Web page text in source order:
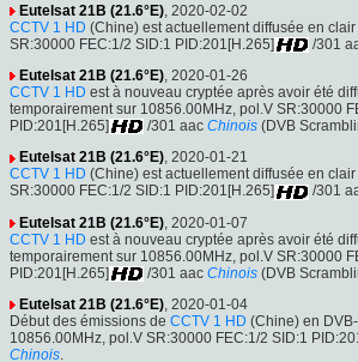
Eutelsat 21B (21.6°E), 2020-02-02
CCTV 1 HD (Chine) est actuellement diffusée en
SR:30000 FEC:1/2 SID:1 PID:201[H.265]
/301
Eutelsat 21B (21.6°E), 2020-01-26
CCTV 1 HD est à nouveau cryptée après avoir été
temporairement sur 10856.00MHz, pol.V SR:30000
PID:201[H.265]
/301 aac Chinois (DVB
Eutelsat 21B (21.6°E), 2020-01-21
CCTV 1 HD (Chine) est actuellement diffusée en
SR:30000 FEC:1/2 SID:1 PID:201[H.265]
/301
Eutelsat 21B (21.6°E), 2020-01-07
CCTV 1 HD est à nouveau cryptée après avoir été
temporairement sur 10856.00MHz, pol.V SR:30000
PID:201[H.265]
/301 aac Chinois (DVB
Eutelsat 21B (21.6°E), 2020-01-04
Début des émissions de CCTV 1 HD (Chine) en
10856.00MHz, pol.V SR:30000 FEC:1/2 SID:1
Chinois.